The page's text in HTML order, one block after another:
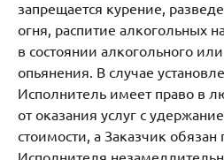
запрещается курение,
огня, распитие алкогольных
в состоянии алкогольного
опьянения. В случае
Исполнитель имеет право в
от оказания услуг с
стоимости, а Заказчик
Исполнителя